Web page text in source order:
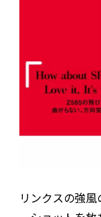
リンクスの強